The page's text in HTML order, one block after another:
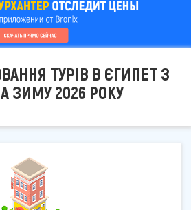
ТУРІВ В ЄГИПЕТ З
ЗИМУ 2026 РОКУ